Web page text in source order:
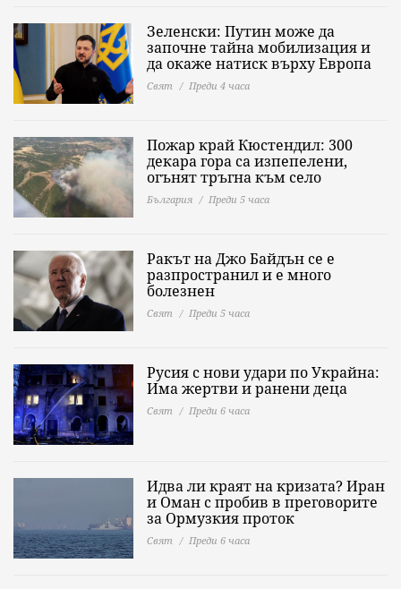
Зеленски: Путин може да
започне тайна мобилизация и
да окаже натиск върху Европа
Свят Преди 4 часа
Пожар край Кюстендил: 300
декара гора са изпепелени,
огънят тръгна към село
България Преди 5 часа
Ракът на Джо Байдън се е
разпространил и е много
болезнен
Свят Преди 5 часа
Русия с нови удари по Украйна:
Има жертви и ранени деца
Свят Преди 6 часа
Идва ли краят на кризата? Иран
и Оман с пробив в преговорите
за Ормузкия проток
Свят Преди 6 часа